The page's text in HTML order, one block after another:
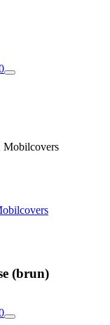
Mobilcovers
(brun)